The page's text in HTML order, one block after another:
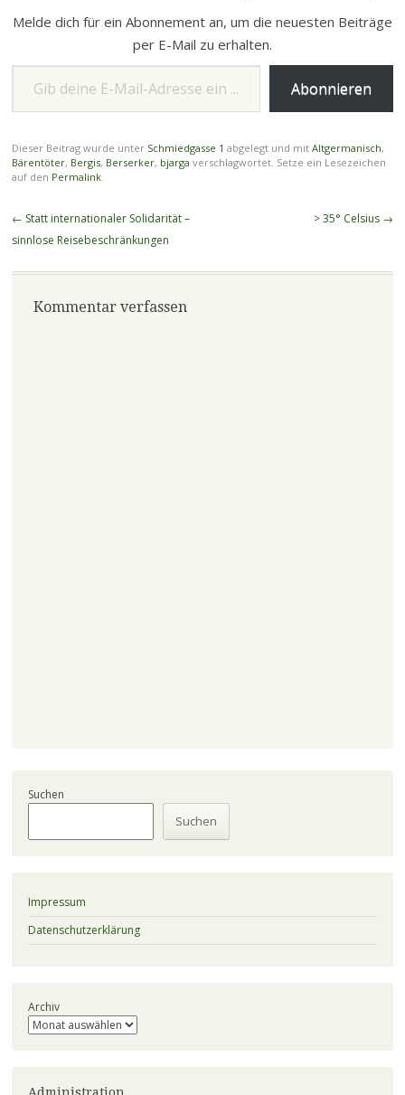
immer etwas antrocknen
lassen. Manchmal nimmt
die Hautseite das Gemisch
nicht richtig an,…
Melde dich für ein Abonnement an, um die neuesten Beiträge
per E-Mail zu erhalten.
Gib deine E-Mail-Adresse ein ...
Abonnieren
Dieser Beitrag wurde unter Schmiedgasse 1 abgelegt und mit Altgermanisch,
Bärentöter, Bergis, Berserker, bjarga verschlagwortet. Setze ein Lesezeichen
auf den Permalink.
Beitragsnavigation
← Statt internationaler Solidarität –
sinnlose Reisebeschränkungen
> 35° Celsius →
Kommentar verfassen
Suchen
Suchen
Impressum
Datenschutzerklärung
Archiv